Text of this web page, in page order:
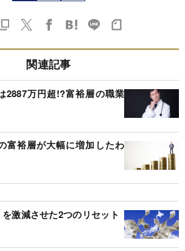
関連記事
2887万円超!?富裕層の職業
富裕層が大幅に増加したわ
激減させた2つのリセット